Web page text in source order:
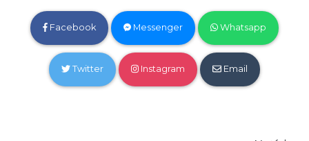
Facebook Messenger Whatsapp
Twitter Instagram Email